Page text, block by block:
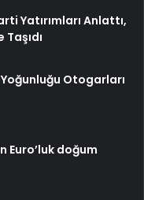
Yatırımları Anlattı,
Otogarları
Euro’luk doğum